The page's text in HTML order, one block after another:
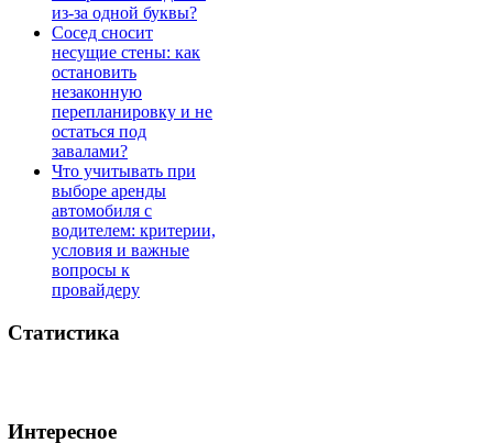
из-за одной буквы?
Сосед сносит
несущие стены: как
остановить
незаконную
перепланировку и не
остаться под
завалами?
Что учитывать при
выборе аренды
автомобиля с
водителем: критерии,
условия и важные
вопросы к
провайдеру
Статистика
Интересное